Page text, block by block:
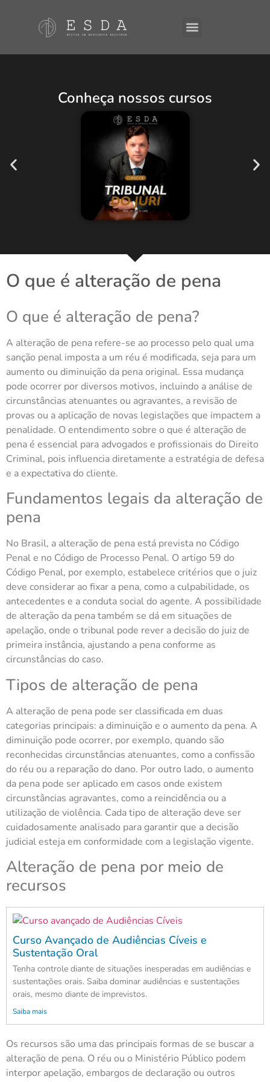
Conheça nossos cursos
O que é alteração de pena
O que é alteração de pena?
A alteração de pena refere-se ao processo pelo qual uma
sanção penal imposta a um réu é modificada, seja para um
aumento ou diminuição da pena original. Essa mudança
pode ocorrer por diversos motivos, incluindo a análise de
circunstâncias atenuantes ou agravantes, a revisão de
provas ou a aplicação de novas legislações que impactem a
penalidade. O entendimento sobre o que é alteração de
pena é essencial para advogados e profissionais do Direito
Criminal, pois influencia diretamente a estratégia de defesa
e a expectativa do cliente.
Fundamentos legais da alteração de
pena
No Brasil, a alteração de pena está prevista no Código
Penal e no Código de Processo Penal. O artigo 59 do
Código Penal, por exemplo, estabelece critérios que o juiz
deve considerar ao fixar a pena, como a culpabilidade, os
antecedentes e a conduta social do agente. A possibilidade
de alteração da pena também se dá em situações de
apelação, onde o tribunal pode rever a decisão do juiz de
primeira instância, ajustando a pena conforme as
circunstâncias do caso.
Tipos de alteração de pena
A alteração de pena pode ser classificada em duas
categorias principais: a diminuição e o aumento da pena. A
diminuição pode ocorrer, por exemplo, quando são
reconhecidas circunstâncias atenuantes, como a confissão
do réu ou a reparação do dano. Por outro lado, o aumento
da pena pode ser aplicado em casos onde existem
circunstâncias agravantes, como a reincidência ou a
utilização de violência. Cada tipo de alteração deve ser
cuidadosamente analisado para garantir que a decisão
judicial esteja em conformidade com a legislação vigente.
Alteração de pena por meio de
recursos
Curso Avançado de Audiências Cíveis e
Sustentação Oral
Tenha controle diante de situações inesperadas em audiências e
sustentações orais. Saiba dominar audiências e sustentações
orais, mesmo diante de imprevistos.
Saiba mais
Os recursos são uma das principais formas de se buscar a
alteração de pena. O réu ou o Ministério Público podem
interpor apelação, embargos de declaração ou outros